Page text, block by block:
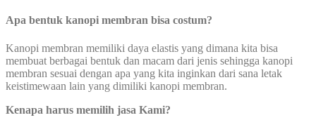
Apa bentuk kanopi membran bisa costum?
Kanopi membran memiliki daya elastis yang dimana kita bisa
membuat berbagai bentuk dan macam dari jenis sehingga kanopi
membran sesuai dengan apa yang kita inginkan dari sana letak
keistimewaan lain yang dimiliki kanopi membran.
Kenapa harus memilih jasa Kami?